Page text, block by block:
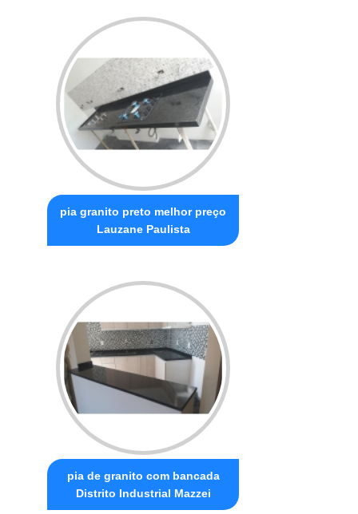
pia granito preto melhor preço
Lauzane Paulista
pia de granito com bancada
Distrito Industrial Mazzei